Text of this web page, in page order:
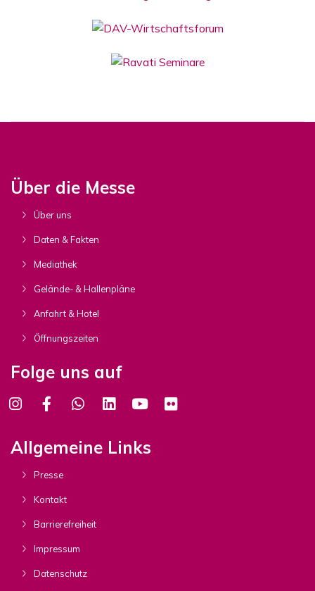
Über die Messe
Über uns
Daten & Fakten
Mediathek
Gelände- & Hallenpläne
Anfahrt & Hotel
Öffnungszeiten
Folge uns auf
Allgemeine Links
Presse
Kontakt
Barrierefreiheit
Impressum
Datenschutz